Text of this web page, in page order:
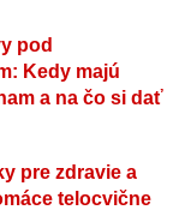
pod
Kedy majú
a na čo si dať
pre zdravie a
telocvične